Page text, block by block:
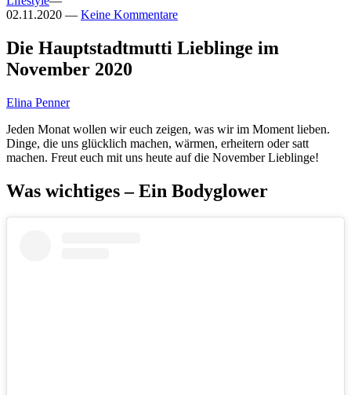
02.11.2020 — Keine Kommentare
Die Hauptstadtmutti Lieblinge im
November 2020
Elina Penner
Jeden Monat wollen wir euch zeigen, was wir im Moment lieben.
Dinge, die uns glücklich machen, wärmen, erheitern oder satt
machen. Freut euch mit uns heute auf die November Lieblinge!
Was wichtiges – Ein Bodyglower